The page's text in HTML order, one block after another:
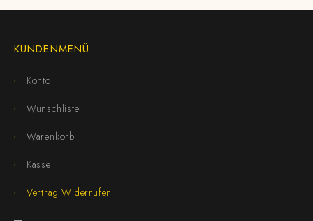
KUNDENMENÜ
Konto
Wunschliste
Warenkorb
Kasse
Vertrag Widerrufen